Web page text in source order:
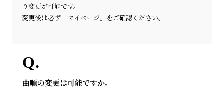
り変更が可能です。
変更後は必ず「マイページ」をご確認ください。
曲順の変更は可能ですか。